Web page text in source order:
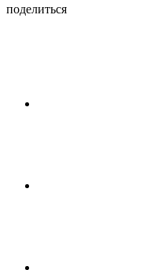
поделиться